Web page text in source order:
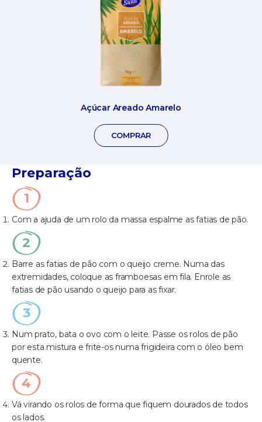
Açúcar Areado Amarelo
COMPRAR
Preparação
Com a ajuda de um rolo da massa espalme as fatias de pão.
Barre as fatias de pão com o queijo creme. Numa das
extremidades, coloque as framboesas em fila. Enrole as
fatias de pão usando o queijo para as fixar.
Num prato, bata o ovo com o leite. Passe os rolos de pão
por esta mistura e frite-os numa frigideira com o óleo bem
quente.
Vá virando os rolos de forma que fiquem dourados de todos
os lados.